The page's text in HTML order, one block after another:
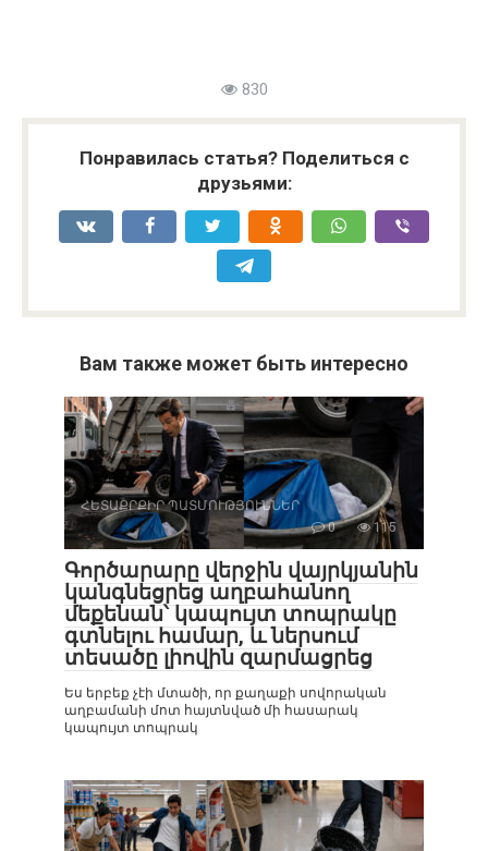
830
Понравилась статья? Поделиться с
друзьями:
Вам также может быть интересно
ՀԵՏԱՔՐՔԻՐ ՊԱՏՄՈՒԹՅՈՒՆՆԵՐ
0
115
Գործարարը վերջին վայրկյանին
կանգնեցրեց աղբահանող
մեքենան՝ կապույտ տոպրակը
գտնելու համար, և ներսում
տեսածը լիովին զարմացրեց
Ես երբեք չէի մտածի, որ քաղաքի սովորական
աղբամանի մոտ հայտնված մի հասարակ
կապույտ տոպրակ